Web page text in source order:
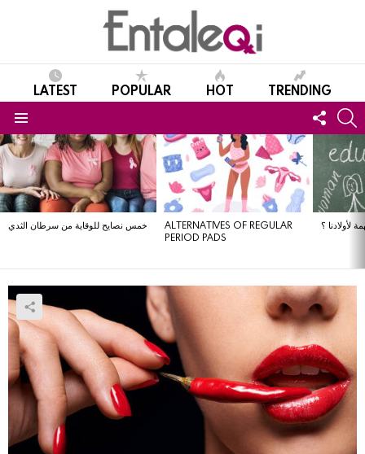
LATEST POPULAR HOT TRENDING
US
LATEST
STORIES
خمس نصايح للوقاية من سرطان الثدي
ALTERNATIVES OF REGULAR
PERIOD PADS
لأولادنا ؟